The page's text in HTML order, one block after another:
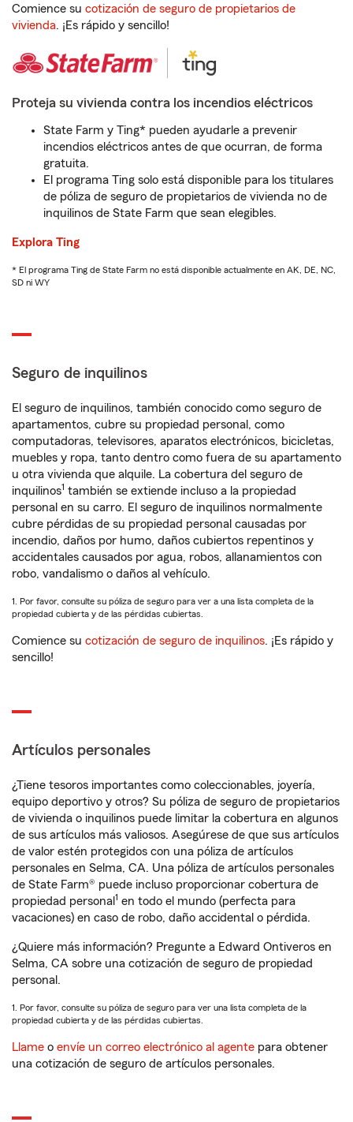
Comience su cotización de seguro de propietarios de
vivienda. ¡Es rápido y sencillo!
Proteja su vivienda contra los incendios eléctricos
State Farm y Ting* pueden ayudarle a prevenir
incendios eléctricos antes de que ocurran, de forma
gratuita.
El programa Ting solo está disponible para los titulares
de póliza de seguro de propietarios de vivienda no de
inquilinos de State Farm que sean elegibles.
Explora Ting
* El programa Ting de State Farm no está disponible actualmente en AK, DE, NC,
SD ni WY
Seguro de inquilinos
El seguro de inquilinos, también conocido como seguro de
apartamentos, cubre su propiedad personal, como
computadoras, televisores, aparatos electrónicos, bicicletas,
muebles y ropa, tanto dentro como fuera de su apartamento
u otra vivienda que alquile. La cobertura del seguro de
inquilinos1 también se extiende incluso a la propiedad
personal en su carro. El seguro de inquilinos normalmente
cubre pérdidas de su propiedad personal causadas por
incendio, daños por humo, daños cubiertos repentinos y
accidentales causados por agua, robos, allanamientos con
robo, vandalismo o daños al vehículo.
1. Por favor, consulte su póliza de seguro para ver a una lista completa de la
propiedad cubierta y de las pérdidas cubiertas.
Comience su cotización de seguro de inquilinos. ¡Es rápido y
sencillo!
Artículos personales
¿Tiene tesoros importantes como coleccionables, joyería,
equipo deportivo y otros? Su póliza de seguro de propietarios
de vivienda o inquilinos puede limitar la cobertura en algunos
de sus artículos más valiosos. Asegúrese de que sus artículos
de valor estén protegidos con una póliza de artículos
personales en Selma, CA. Una póliza de artículos personales
de State Farm® puede incluso proporcionar cobertura de
propiedad personal 1 en todo el mundo (perfecta para
vacaciones) en caso de robo, daño accidental o pérdida.
¿Quiere más información? Pregunte a Edward Ontiveros en
Selma, CA sobre una cotización de seguro de propiedad
personal.
1. Por favor, consulte su póliza de seguro para ver una lista completa de la
propiedad cubierta y de las pérdidas cubiertas.
Llame o envíe un correo electrónico al agente para obtener
una cotización de seguro de artículos personales.